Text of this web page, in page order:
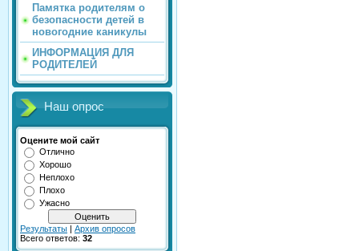
Памятка родителям о
безопасности детей в
новогодние каникулы
ИНФОРМАЦИЯ ДЛЯ
РОДИТЕЛЕЙ
Наш опрос
Оцените мой сайт
Отлично
Хорошо
Неплохо
Плохо
Ужасно
Результаты | Архив опросов
Всего ответов: 32